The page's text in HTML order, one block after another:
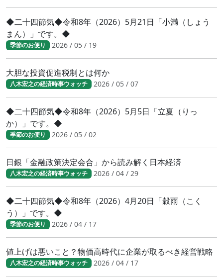
◆二十四節気◆令和8年（2026）5月21日「小満（しょう
まん）」です。◆
季節のお便り 2026 / 05 / 19
大胆な投資促進税制とは何か
八木宏之の経済時事ウォッチ 2026 / 05 / 07
◆二十四節気◆令和8年（2026）5月5日「立夏（りっ
か）」です。◆
季節のお便り 2026 / 05 / 02
日銀「金融政策決定会合」から読み解く日本経済
八木宏之の経済時事ウォッチ 2026 / 04 / 29
◆二十四節気◆令和8年（2026）4月20日「穀雨（こく
う）」です。◆
季節のお便り 2026 / 04 / 17
値上げは悪いこと？物価高時代に企業が取るべき経営戦略
八木宏之の経済時事ウォッチ 2026 / 04 / 17